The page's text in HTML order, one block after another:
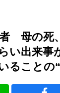
母の死
い出来事
ることの